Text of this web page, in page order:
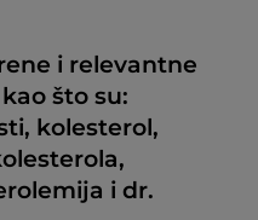
i relevantne
što su:
kolesterol,
i dr.